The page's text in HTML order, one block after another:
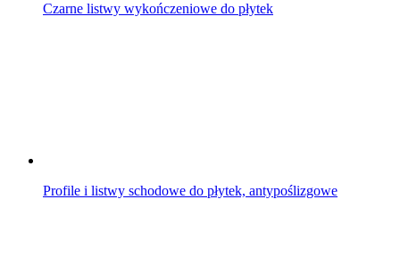
Czarne listwy wykończeniowe do płytek
Profile i listwy schodowe do płytek, antypoślizgowe